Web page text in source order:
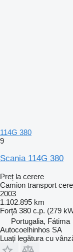
114G 380
9
Scania 114G 380
Preț la cerere
Camion transport
2003
1.102.895 km
Forţă 380 c.p. (279
Portugalia, Fátima
Autocoelhinhos SA
Luați legătura cu